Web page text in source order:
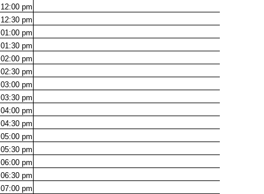
12:00 pm
12:30 pm
01:00 pm
01:30 pm
02:00 pm
02:30 pm
03:00 pm
03:30 pm
04:00 pm
04:30 pm
05:00 pm
05:30 pm
06:00 pm
06:30 pm
07:00 pm